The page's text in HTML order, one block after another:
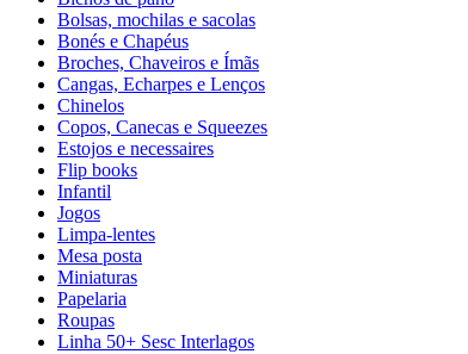
Bolsas, mochilas e sacolas
Bonés e Chapéus
Broches, Chaveiros e Ímãs
Cangas, Echarpes e Lenços
Chinelos
Copos, Canecas e Squeezes
Estojos e necessaires
Flip books
Infantil
Jogos
Limpa-lentes
Mesa posta
Miniaturas
Papelaria
Roupas
Linha 50+ Sesc Interlagos